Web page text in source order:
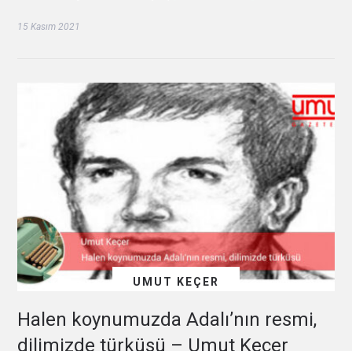
15 Kasım 2021
UMUT KEÇER
Halen koynumuzda Adalı’nın resmi,
dilimizde türküsü – Umut Keçer